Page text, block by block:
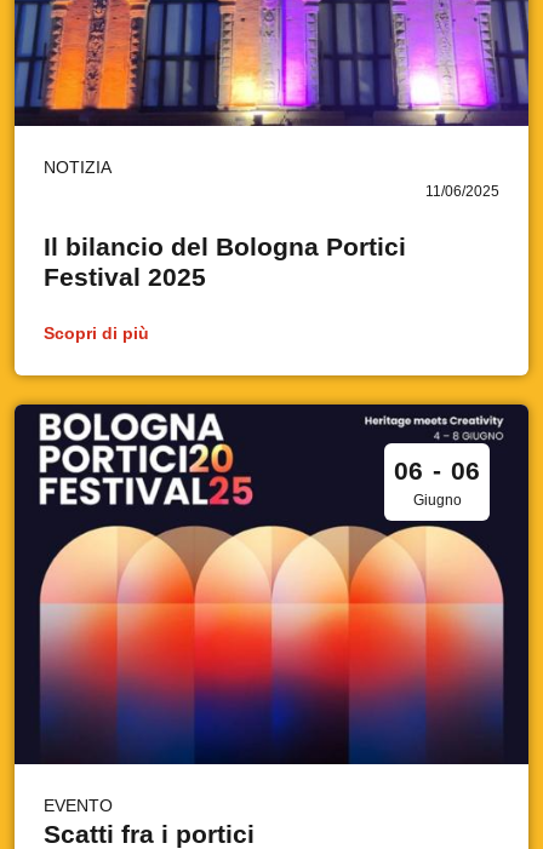
NOTIZIA
11/06/2025
Il bilancio del Bologna Portici
Festival 2025
Scopri di più
EVENTO
06 - 06
Giugno
Scatti fra i portici